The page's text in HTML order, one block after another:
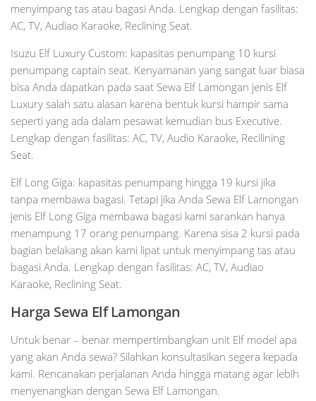
menyimpang tas atau bagasi Anda. Lengkap dengan fasilitas:
AC, TV, Audiao Karaoke, Reclining Seat.
Isuzu Elf Luxury Custom: kapasitas penumpang 10 kursi
penumpang captain seat. Kenyamanan yang sangat luar biasa
bisa Anda dapatkan pada saat Sewa Elf Lamongan jenis Elf
Luxury salah satu alasan karena bentuk kursi hampir sama
seperti yang ada dalam pesawat kemudian bus Executive.
Lengkap dengan fasilitas: AC, TV, Audio Karaoke, Recilining
Seat.
Elf Long Giga: kapasitas penumpang hingga 19 kursi jika
tanpa membawa bagasi. Tetapi jika Anda Sewa Elf Lamongan
jenis Elf Long Giga membawa bagasi kami sarankan hanya
menampung 17 orang penumpang. Karena sisa 2 kursi pada
bagian belakang akan kami lipat untuk menyimpang tas atau
bagasi Anda. Lengkap dengan fasilitas: AC, TV, Audiao
Karaoke, Reclining Seat.
Harga Sewa Elf Lamongan
Untuk benar – benar mempertimbangkan unit Elf model apa
yang akan Anda sewa? Silahkan konsultasikan segera kepada
kami. Rencanakan perjalanan Anda hingga matang agar lebih
menyenangkan dengan Sewa Elf Lamongan.